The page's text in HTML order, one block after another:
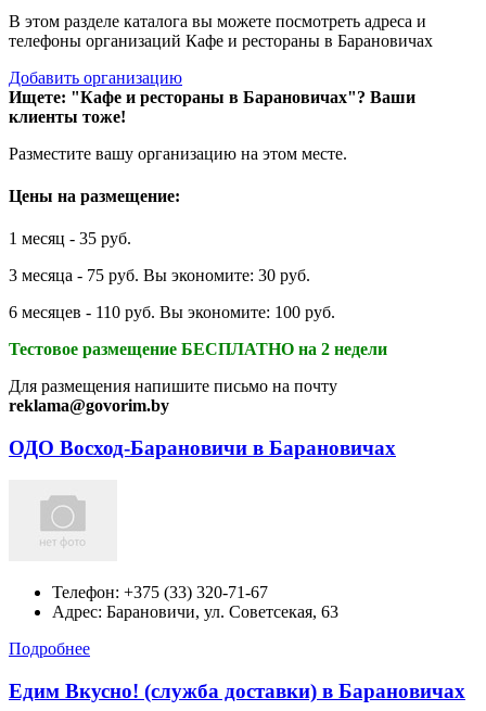
В этом разделе каталога вы можете посмотреть адреса и
телефоны организаций Кафе и рестораны в Барановичах
Добавить организацию
Ищете: "Кафе и рестораны в Барановичах"? Ваши
клиенты тоже!
Разместите вашу организацию на этом месте.
Цены на размещение:
1 месяц - 35 руб.
3 месяца - 75 руб. Вы экономите: 30 руб.
6 месяцев - 110 руб. Вы экономите: 100 руб.
Тестовое размещение БЕСПЛАТНО на 2 недели
Для размещения напишите письмо на почту
reklama@govorim.by
ОДО Восход-Барановичи в Барановичах
Телефон: +375 (33) 320-71-67
Адрес: Барановичи, ул. Советсекая, 63
Подробнее
Едим Вкусно! (служба доставки) в Барановичах